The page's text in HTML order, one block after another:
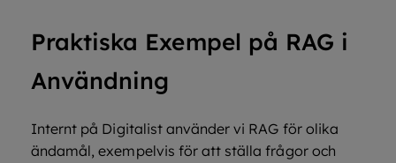
Praktiska Exempel på RAG i
Användning
Internt på Digitalist använder vi RAG för olika
ändamål, exempelvis för att ställa frågor och